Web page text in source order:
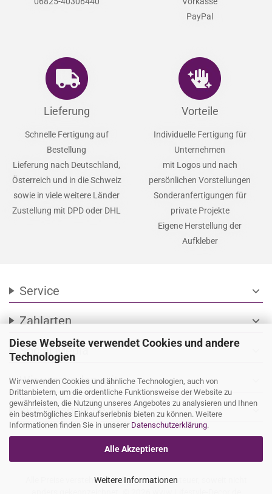
Diese Webseite verwendet Cookies und andere
Technologien
Wir verwenden Cookies und ähnliche Technologien, auch von
Drittanbietern, um die ordentliche Funktionsweise der Website zu
gewährleisten, die Nutzung unseres Angebotes zu analysieren und Ihnen
ein bestmögliches Einkaufserlebnis bieten zu können. Weitere
Informationen finden Sie in unserer Datenschutzerklärung.
Alle Akzeptieren
Weitere Informationen
PayPal
Lieferung
Schnelle Fertigung auf
Bestellung
Lieferung nach Deutschland,
Österreich und in die Schweiz
sowie in viele weitere Länder
Zustellung mit DPD oder DHL
Vorteile
Individuelle Fertigung für
Unternehmen
mit Logos und nach
persönlichen Vorstellungen
Sonderanfertigungen für
private Projekte
Eigene Herstellung der
Aufkleber
Service expand_more
Zahlarten expand_more
Social Media
Wir versenden mit
Ihre persönliche Seite expand_more
Alle Preise verstehen sich inkl. Mehrwertsteuer, soweit nicht